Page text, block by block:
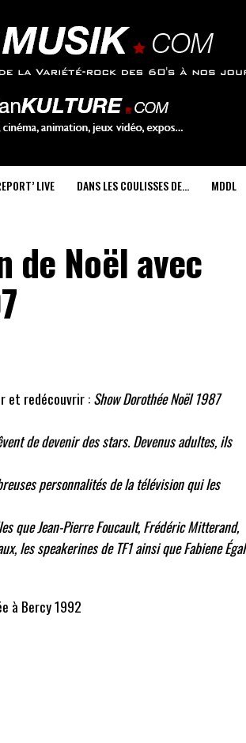
LIVE DANS LES COULISSES DE… MDDL
de Noël avec
et redécouvrir :Show Dorothée Noël 1987
de devenir des stars. Devenus adultes, ils
personnalités de la télévision qui les
que Jean-Pierre Foucault, Frédéric Mitterand,
les speakerines de TF1 ainsi que Fabiene Égal
à Bercy 1992